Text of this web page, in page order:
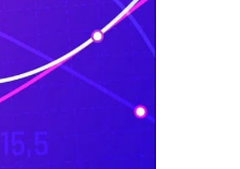
24 часа
проводимый уполномоченной
криптобиржа) действительно